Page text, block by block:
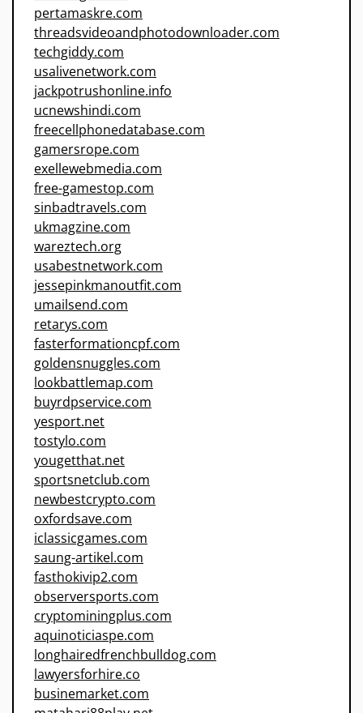
pertamaskre.com
threadsvideoandphotodownloader.com
techgiddy.com
usalivenetwork.com
jackpotrushonline.info
ucnewshindi.com
freecellphonedatabase.com
gamersrope.com
exellewebmedia.com
free-gamestop.com
sinbadtravels.com
ukmagzine.com
wareztech.org
usabestnetwork.com
jessepinkmanoutfit.com
umailsend.com
retarys.com
fasterformationcpf.com
goldensnuggles.com
lookbattlemap.com
buyrdpservice.com
yesport.net
tostylo.com
yougetthat.net
sportsnetclub.com
newbestcrypto.com
oxfordsave.com
iclassicgames.com
saung-artikel.com
fasthokivip2.com
observersports.com
cryptominingplus.com
aquinoticiaspe.com
longhairedfrenchbulldog.com
lawyersforhire.co
businemarket.com